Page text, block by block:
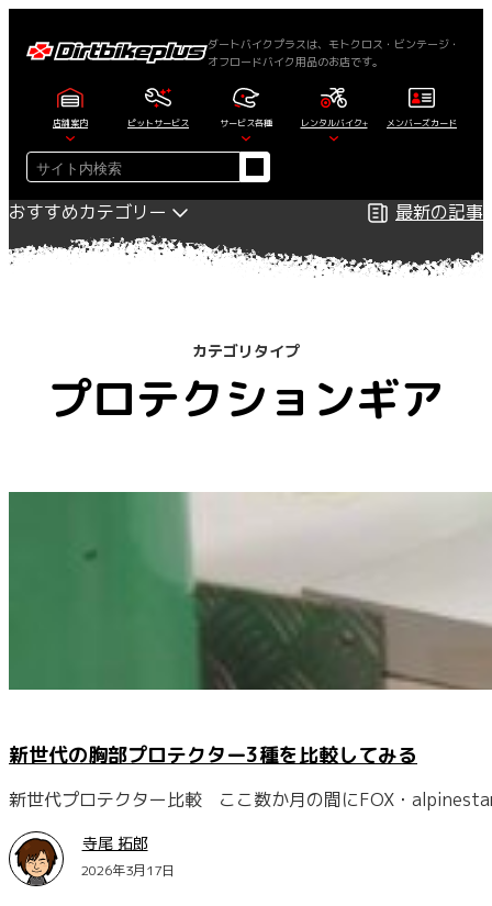
ダートバイクプラスは、モトクロス・ビンテージ・
オフロードバイク用品のお店です。
店舗案内 ピットサービス サービス各種 レンタルバイク+ メンバーズカード
検
索
おすすめカテゴリー
最新の記事
カテゴリタイプ
プロテクションギア
新世代の胸部プロテクター3種を比較してみる
新世代プロテクター比較 ここ数か月の間にFOX・
寺尾 拓郎
2026年3月17日